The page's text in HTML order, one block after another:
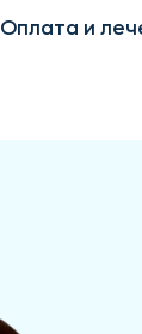
Оплата и